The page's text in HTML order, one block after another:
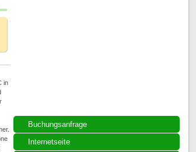
Buchungsanfrage
Internetseite
in